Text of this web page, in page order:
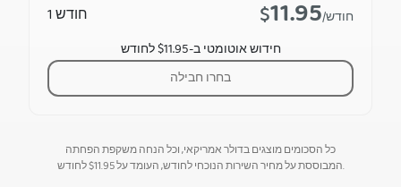
חודש 1 $11.95 /חודש
חידוש אוטומטי ב-$11.95 לחודש
בחרו חבילה
כל הסכומים מוצגים בדולר אמריקאי, וכל הנחה משקפת הפחתה
המבוססת על מחיר השירות הנוכחי לחודש, העומד על
$11.95
לחודש.